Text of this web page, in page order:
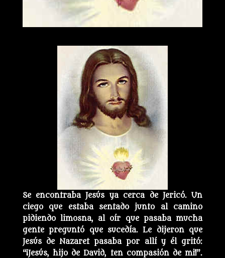
Se encontraba Jesús ya cerca de Jericó. Un
ciego que estaba sentado junto al camino
pidiendo limosna, al oír que pasaba mucha
gente preguntó que sucedía. Le dijeron que
Jesús de Nazaret pasaba por allí y él gritó:
“¡Jesús, hijo de David, ten compasión de mi!”.